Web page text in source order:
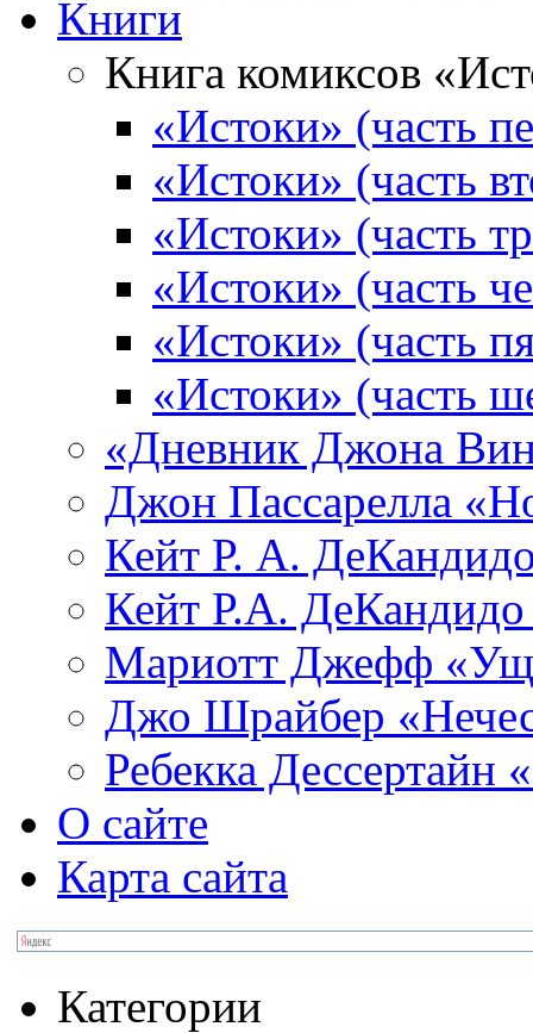
Книги
Книга комиксов
«Истоки» (часть
«Истоки» (часть
«Истоки» (часть
«Истоки» (часть
«Истоки» (часть
«Истоки» (часть
«Дневник Джона
Джон Пассарелла
Кейт Р. А.
Кейт Р.А.
Мариотт Джефф
Джо Шрайбер
Ребекка Десcертайн
О сайте
Карта сайта
Категории